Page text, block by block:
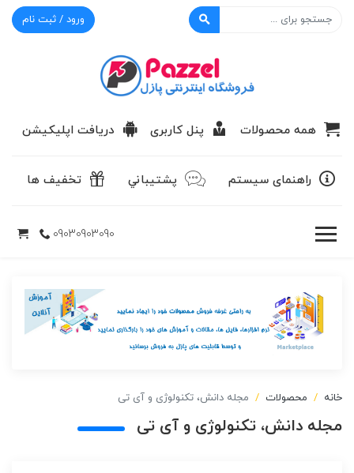
ورود / ثبت نام
همه محصولات پنل کاربری دریافت اپلیکیشن
راهنمای سیستم پشتيباني تخفیف ها
09030903090
خانه محصولات مجله دانش، تکنولوژی و آی تی
مجله دانش، تکنولوژی و آی تی